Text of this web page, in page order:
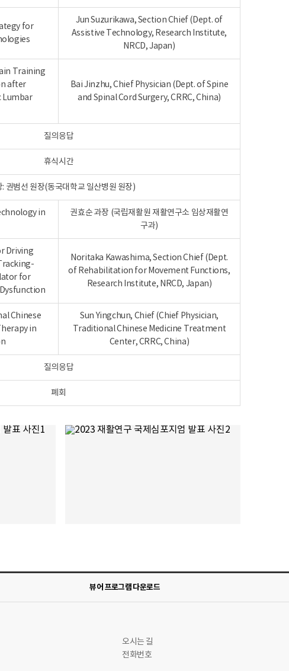
for
Jun Suzurikawa, Section Chief (Dept. of
Assistive Technology, Research Institute,
NRCD, Japan)
Training
after
Lumbar
Bai Jinzhu, Chief Physician (Dept. of Spine
and Spinal Cord Surgery, CRRC, China)
질의응답
휴식시간
범선 원장(동국대학교 일산병원 원장)
in
권효순 과장 (국립재활원 재활연구소 임상재활연
구과)
Driving
for
Noritaka Kawashima, Section Chief (Dept.
of Rehabilitation for Movement Functions,
Research Institute, NRCD, Japan)
Chinese
in
Sun Yingchun, Chief (Chief Physician,
Traditional Chinese Medicine Treatment
Center, CRRC, China)
질의응답
폐회
뷰어 프로그램 다운로드
오시는 길
전화번호